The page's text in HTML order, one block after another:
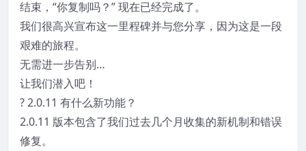
结束，“你复制吗？” 现在已经完成了。
我们很高兴宣布这一里程碑并与您分享，因为这是一段
艰难的旅程。
无需进一步告别…
让我们潜入吧！
?2.0.11 有什么新功能？
2.0.11 版本包含了我们过去几个月收集的新机制和错误
修复。